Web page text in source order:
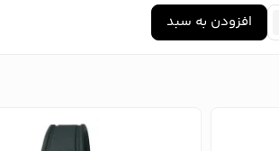
افزودن به سبد